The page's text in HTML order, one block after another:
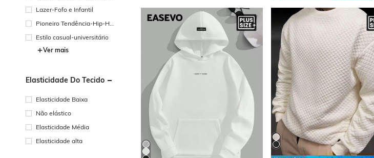
Lazer-Fofo e Infantil
Pioneiro Tendência-Hip-Ho
Estilo casual-universitário
Ver mais
Elasticidade Do Tecido
Elasticidade Baixa
Não elástico
Elasticidade Média
Elasticidade alta